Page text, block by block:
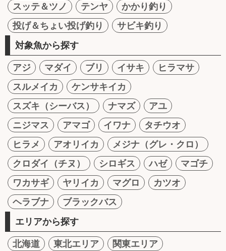
スッテ＆ツノ
テンヤ
かかり釣り
投げ＆ちょい投げ釣り
サビキ釣り
対象魚から探す
アジ マダイ ブリ イサキ
ヒラマサ
スルメイカ
ケンサキイカ
スズキ（シーバス）
ナマズ
アユ
ニジマス
アマゴ イワナ
タチウオ
ヒラメ
アオリイカ
メジナ（グレ・クロ）
クロダイ（チヌ）
シロギス ハゼ
マゴチ
ワカサギ
ヤリイカ マグロ
カツオ
ヘラブナ
ブラックバス
エリアから探す
北海道 東北エリア
関東エリア